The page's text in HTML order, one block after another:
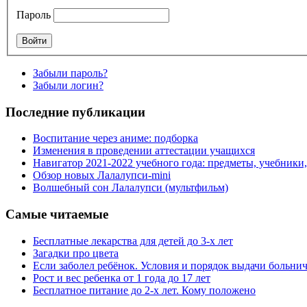
Пароль
Забыли пароль?
Забыли логин?
Последние публикации
Воспитание через аниме: подборка
Изменения в проведении аттестации учащихся
Навигатор 2021-2022 учебного года: предметы,
Обзор новых Лалалупси-mini
Волшебный сон Лалалупси (мультфильм)
Самые читаемые
Бесплатные лекарства для детей до 3-х лет
Загадки про цвета
Если заболел ребёнок. Условия и порядок выдачи
Рост и вес ребенка от 1 года до 17 лет
Бесплатное питание до 2-х лет. Кому положено